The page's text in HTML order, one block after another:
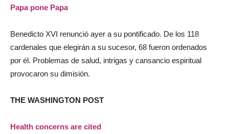
Papa pone Papa
Benedicto XVI renunció ayer a su pontificado. De los 118
cardenales que elegirán a su sucesor, 68 fueron ordenados
por él. Problemas de salud, intrigas y cansancio espiritual
provocaron su dimisión.
THE WASHINGTON POST
Health concerns are cited